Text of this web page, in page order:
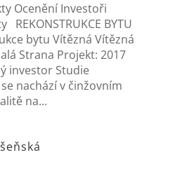
Ocenění Investoři
REKONSTRUKCE BYTU
bytu Vítězná Vítězná
Strana Projekt: 2017
investor Studie
nachází v činžovním
na...